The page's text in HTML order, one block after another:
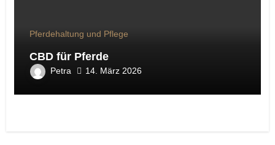
Pferdehaltung und Pflege
CBD für Pferde
Petra 14. März 2026